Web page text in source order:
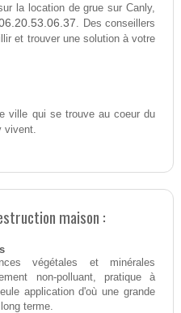
la location de grue sur Canly,
. Des conseillers
et trouver une solution à votre
ville qui se trouve au coeur du
vivent.
maison :
végétales et minérales
non-polluant, pratique à
application d'où une grande
terme.